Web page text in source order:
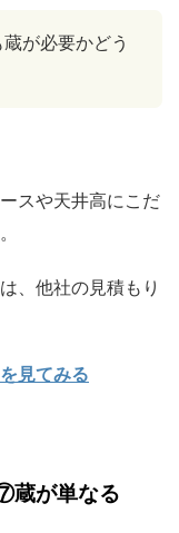
が必要かどう
スや天井高にこだ
、他社の見積もり
見てみる
蔵が単なる